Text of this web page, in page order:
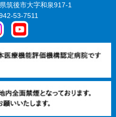
筑後市大字和泉917-1
53-7511